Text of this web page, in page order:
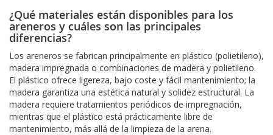
¿Qué materiales están disponibles para los
areneros y cuáles son las principales
diferencias?
Los areneros se fabrican principalmente en plástico (polietileno),
madera impregnada o combinaciones de madera y polietileno.
El plástico ofrece ligereza, bajo coste y fácil mantenimiento; la
madera garantiza una estética natural y solidez estructural. La
madera requiere tratamientos periódicos de impregnación,
mientras que el plástico está prácticamente libre de
mantenimiento, más allá de la limpieza de la arena.